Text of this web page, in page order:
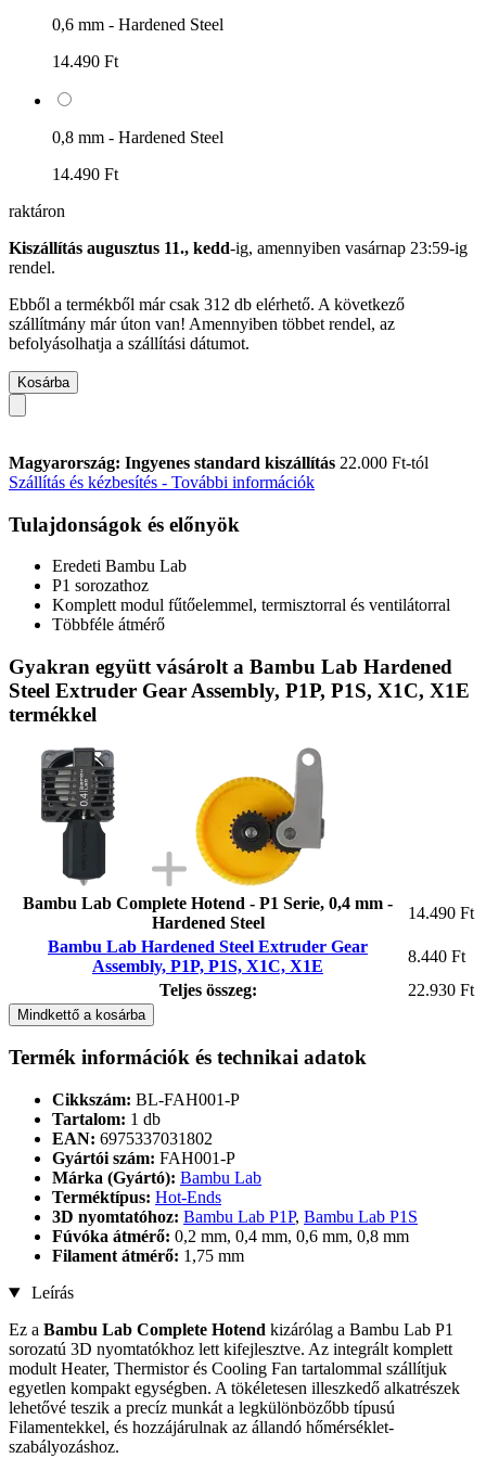
0,6 mm - Hardened Steel
14.490 Ft
0,8 mm - Hardened Steel
14.490 Ft
raktáron
Kiszállítás augusztus 11., kedd-ig, amennyiben vasárnap 23:59-ig
rendel.
Ebből a termékből már csak 312 db elérhető. A következő
szállítmány már úton van! Amennyiben többet rendel, az
befolyásolhatja a szállítási dátumot.
Kosárba
Magyarország: Ingyenes standard kiszállítás 22.000 Ft-tól
Szállítás és kézbesítés - További információk
Tulajdonságok és előnyök
Eredeti Bambu Lab
P1 sorozathoz
Komplett modul fűtőelemmel, termisztorral és ventilátorral
Többféle átmérő
Gyakran együtt vásárolt a Bambu Lab Hardened
Steel Extruder Gear Assembly, P1P, P1S, X1C, X1E
termékkel
Bambu Lab Complete Hotend - P1 Serie, 0,4 mm -
Hardened Steel
14.490 Ft
Bambu Lab Hardened Steel Extruder Gear
Assembly, P1P, P1S, X1C, X1E
8.440 Ft
Teljes összeg:
22.930 Ft
Mindkettő a kosárba
Termék információk és technikai adatok
Cikkszám: BL-FAH001-P
Tartalom: 1 db
EAN: 6975337031802
Gyártói szám: FAH001-P
Márka (Gyártó): Bambu Lab
Terméktípus: Hot-Ends
3D nyomtatóhoz: Bambu Lab P1P, Bambu Lab P1S
Fúvóka átmérő: 0,2 mm, 0,4 mm, 0,6 mm, 0,8 mm
Filament átmérő: 1,75 mm
Leírás
Ez a Bambu Lab Complete Hotend kizárólag a Bambu Lab P1
sorozatú 3D nyomtatókhoz lett kifejlesztve. Az integrált komplett
modult Heater, Thermistor és Cooling Fan tartalommal szállítjuk
egyetlen kompakt egységben. A tökéletesen illeszkedő alkatrészek
lehetővé teszik a precíz munkát a legkülönbözőbb típusú
Filamentekkel, és hozzájárulnak az állandó hőmérséklet-
szabályozáshoz.